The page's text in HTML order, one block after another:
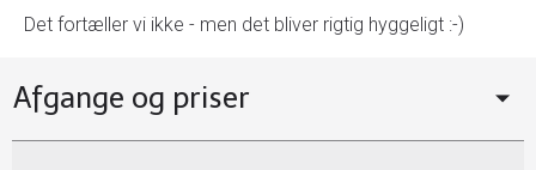
Det fortæller vi ikke - men det bliver rigtig hyggeligt :-)
Afgange og priser